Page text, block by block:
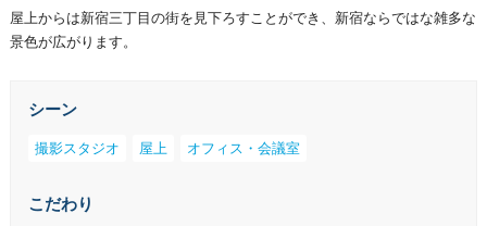
屋上からは新宿三丁目の街を見下ろすことができ、新宿ならではな雑多な
景色が広がります。
シーン
撮影スタジオ 屋上 オフィス・会議室
こだわり